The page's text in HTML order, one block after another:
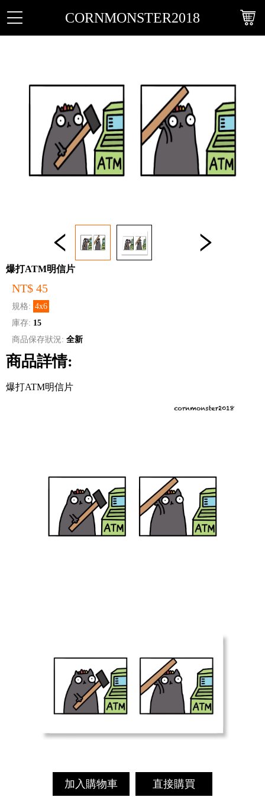
CORNMONSTER2018
爆打ATM明信片
NT$ 45
規格: 4x6
庫存: 15
商品保存狀況: 全新
商品詳情:
爆打ATM明信片
加入購物車 直接購買